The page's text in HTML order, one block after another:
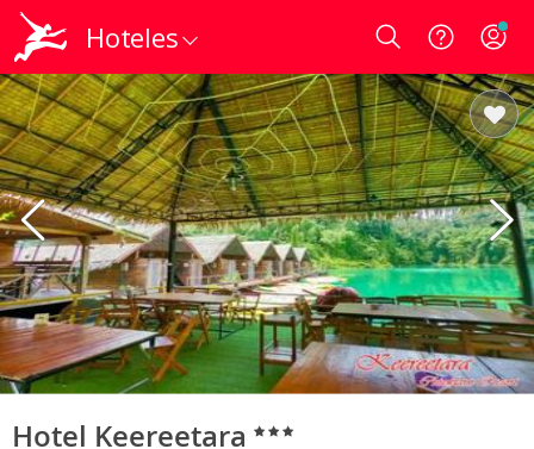
Hoteles Login
Hotel Keereetara